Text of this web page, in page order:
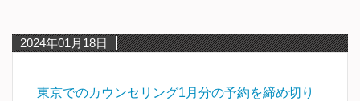
2024年01月18日
東京でのカウンセリング1月分の予約を締め切り